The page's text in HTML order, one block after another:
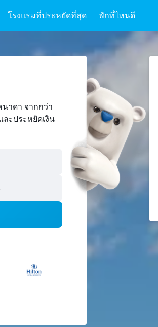
โรงแรมที่ประหยัดที่สุด พักที่ไหนดี
าดา จากกว่า
ละประหยัดเงิน